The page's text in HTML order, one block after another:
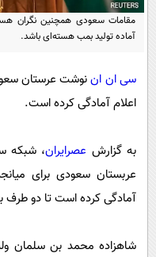
مقامات سعودی همچنین نگران
آماده تولید بمب هسته‌ای باشد.
سی ان اننوشت عرستان
اعلام آمادگی کرده است.
به گزارش عصرایران، شبکه
عربستان سعودی برای
آمادگی کرده است تا دو
شاهزاده محمد بن سلمان